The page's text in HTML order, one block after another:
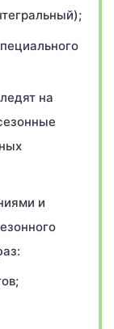
на
и